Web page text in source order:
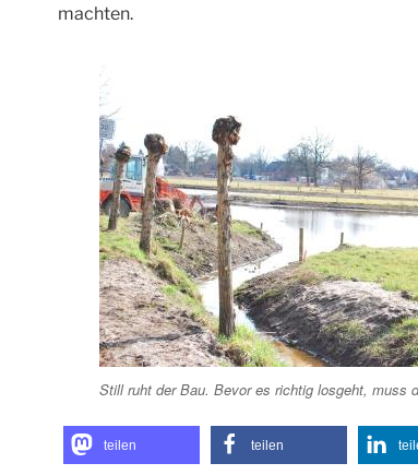
machten.
Still ruht der Bau. Bevor es richtig losgeht, muss
teilen teilen